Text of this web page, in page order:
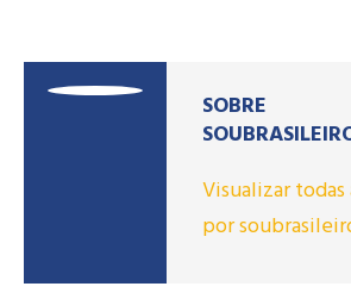
SOBRE
Visualizar todas
por